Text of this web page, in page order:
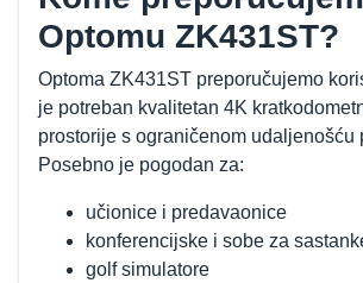
Optomu ZK431ST?
Optoma ZK431ST preporučujemo
je potreban kvalitetan 4K
prostorije s ograničenom udaljenošću
Posebno je pogodan za:
učionice i predavaonice
konferencijske i sobe za
golf simulatore